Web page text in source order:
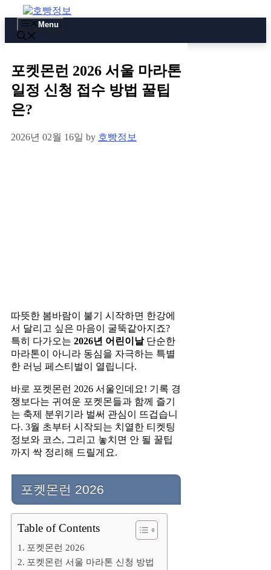
to
content
Menu
포켓몬런 2026 서울 마라톤
일정 신청 접수 방법 꿀팁
은?
2026년 02월 16일 by 호빵정보
따뜻한 봄바람이 불기 시작하면 한강에
서 달리고 싶은 마음이 굴뚝같아지죠?
특히 다가오는 2026년 어린이날단순한
마라톤이 아니라 동심을 자극하는 특별
한 러닝 페스티벌이 열립니다.
바로 포켓몬런 2026 서울인데요! 기록 경
쟁보다는 귀여운 포켓몬들과 함께 즐기
는 축제 분위기라 벌써 관심이 뜨겁습니
다. 3월 초부터 시작되는 치열한 티켓팅
정보와 코스, 그리고 놓치면 안 될 꿀팁
까지 싹 정리해 드릴게요.
포켓몬런 2026
Table of Contents
포켓몬런 2026
포켓몬런 서울 마라톤 신청 방법